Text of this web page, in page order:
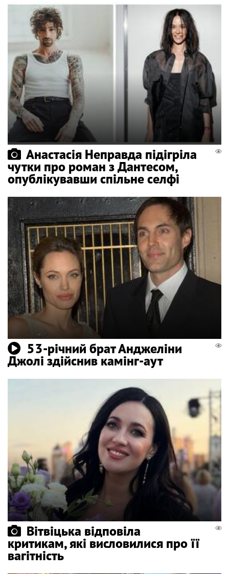
Анастасія Неправда підігріла
чутки про роман з Дантесом,
опублікувавши спільне селфі
53-річний брат Анджеліни
Джолі здійснив камінг-аут
Вітвіцька відповіла
критикам, які висловилися про її
вагітність